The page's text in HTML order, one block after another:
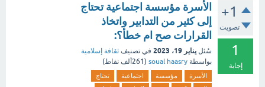
+1
تصويت
1
إجابة
الأسرة مؤسسة اجتماعية تحتاج
إلى كثير من التدابير واتخاذ
القرارات صح ام خطأ؟:
سُئل يناير 19، 2023 في تصنيف ثقافة إسلامية
بواسطة soual haasry
( 261ألف نقاط)
الأسرة مؤسسة اجتماعية
تحتاج